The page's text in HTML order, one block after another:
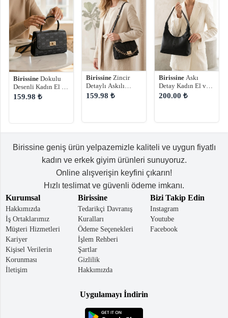
Birissine Dokulu
Desenli Kadın El ve
Omuz Çantası
159.98 ₺
Birissine Zincir
Detaylı Askılı
Kadın Omuz
159.98 ₺
Birissine Askı
Detay Kadın El ve
Omuz Çantası
200.00 ₺
Birissine geniş ürün yelpazemizle kaliteli ve uygun fiyatlı
kadın ve erkek giyim ürünleri sunuyoruz.
Online alışverişin keyfini çıkarın!
Hızlı teslimat ve güvenli ödeme imkanı.
Kurumsal
Hakkımızda
İş Ortaklarımız
Müşteri Hizmetleri
Kariyer
Kişisel Verilerin
Korunması
İletişim
Birissine
Tedarikçi Davranış
Kuralları
Ödeme Seçenekleri
İşlem Rehberi
Şartlar
Gizlilik
Hakkımızda
Bizi Takip Edin
Instagram
Youtube
Facebook
Uygulamayı İndirin